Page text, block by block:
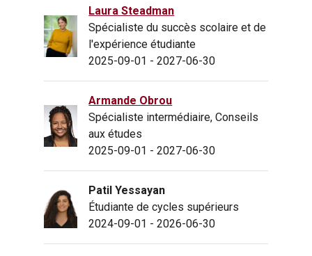
Laura Steadman
Spécialiste du succès scolaire et de
l'expérience étudiante
2025-09-01 - 2027-06-30
Armande Obrou
Spécialiste intermédiaire, Conseils
aux études
2025-09-01 - 2027-06-30
Patil Yessayan
Étudiante de cycles supérieurs
2024-09-01 - 2026-06-30